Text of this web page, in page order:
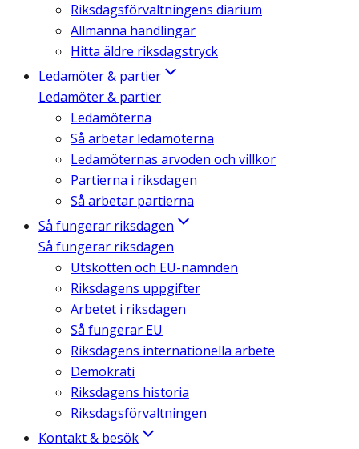
Riksdagsförvaltningens diarium
Allmänna handlingar
Hitta äldre riksdagstryck
Ledamöter & partier
Ledamöter & partier
Ledamöterna
Så arbetar ledamöterna
Ledamöternas arvoden och villkor
Partierna i riksdagen
Så arbetar partierna
Så fungerar riksdagen
Så fungerar riksdagen
Utskotten och EU-nämnden
Riksdagens uppgifter
Arbetet i riksdagen
Så fungerar EU
Riksdagens internationella arbete
Demokrati
Riksdagens historia
Riksdagsförvaltningen
Kontakt & besök